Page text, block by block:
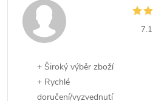
+ Široký výběr zboží
+ Rychlé
doručení/vyzvednutí